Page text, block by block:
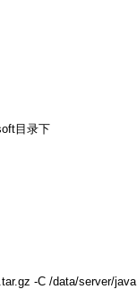
目录下
-C /data/server/java